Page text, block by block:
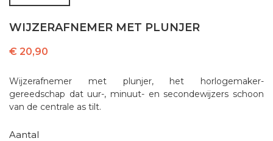
WIJZERAFNEMER MET PLUNJER
€ 20,90
Wijzerafnemer met plunjer, het horlogemaker-
gereedschap dat uur-, minuut- en secondewijzers schoon
van de centrale as tilt.
Aantal